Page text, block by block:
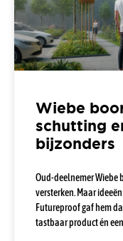
Wiebe
schutting
bijzonders
Oud-deelnemer Wiebe
versterken. Maar
Futureproof gaf hem
tastbaar product én